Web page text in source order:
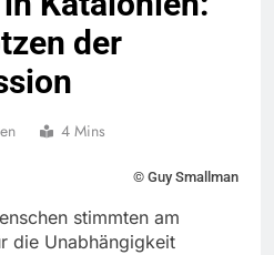
der
4 Mins
© Guy Smallman
stimmten am
die Unabhängigkeit